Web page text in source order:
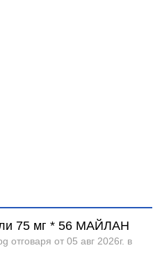
75 мг * 56 МАЙЛАН
отговаря от 05 авг 2026г. в